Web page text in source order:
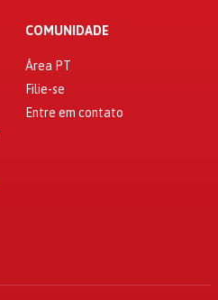
COMUNIDADE
Área PT
Filie-se
Entre em contato